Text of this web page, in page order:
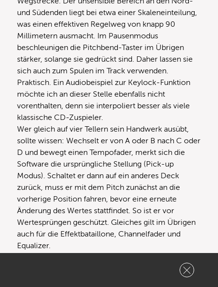
und Südenden liegt bei etwa einer Skaleneinteilung,
was einen effektiven Regelweg von knapp 90
Millimetern ausmacht. Im Pausenmodus
beschleunigen die Pitchbend-Taster im Übrigen
stärker, solange sie gedrückt sind. Daher lassen sie
sich auch zum Spulen im Track verwenden.
Praktisch. Ein Audiobeispiel zur Keylock-Funktion
möchte ich an dieser Stelle ebenfalls nicht
vorenthalten, denn sie interpoliert besser als viele
klassische CD-Zuspieler.
Wer gleich auf vier Tellern sein Handwerk ausübt,
sollte wissen: Wechselt er von A oder B nach C oder
D und bewegt einen Tempofader, merkt sich die
Software die ursprüngliche Stellung (Pick-up
Modus). Schaltet er dann auf ein anderes Deck
zurück, muss er mit dem Pitch zunächst an die
vorherige Position fahren, bevor eine erneute
Änderung des Wertes stattfindet. So ist er vor
Wertesprüngen geschützt. Gleiches gilt im Übrigen
auch für die Effektbataillone, Channelfader und
Equalizer.